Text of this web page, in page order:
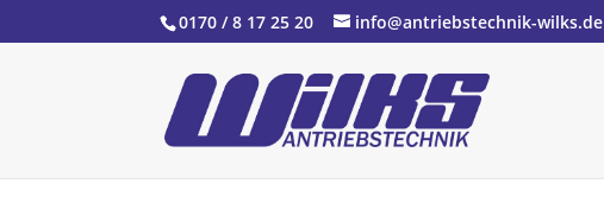
0170 / 8 17 25 20 info@antriebstechnik-wilks.de